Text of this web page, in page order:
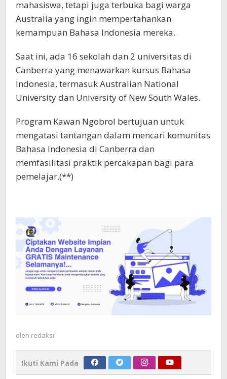
mahasiswa, tetapi juga terbuka bagi warga
Australia yang ingin mempertahankan
kemampuan Bahasa Indonesia mereka.
Saat ini, ada 16 sekolah dan 2 universitas di
Canberra yang menawarkan kursus Bahasa
Indonesia, termasuk Australian National
University dan University of New South Wales.
Program Kawan Ngobrol bertujuan untuk
mengatasi tantangan dalam mencari komunitas
Bahasa Indonesia di Canberra dan
memfasilitasi praktik percakapan bagi para
pemelajar.(**)
oleh redaksi
Ikuti Kami Pada